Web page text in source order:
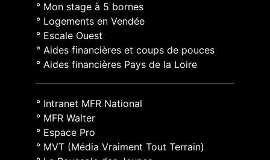
° Mon stage à 5 bornes
° Logements en Vendée
° Escale Ouest
° Aides financières et coups de pouces
° Aides financières Pays de la Loire
° Intranet MFR National
° MFR Walter
° Espace Pro
° MVT (Média Vraiment Tout Terrain)